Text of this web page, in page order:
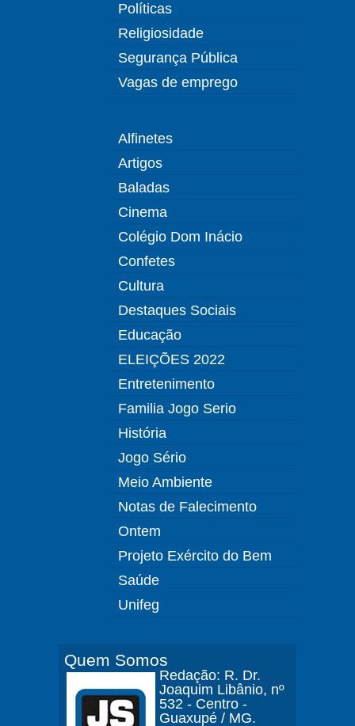
Políticas
Religiosidade
Segurança Pública
Vagas de emprego
Alfinetes
Artigos
Baladas
Cinema
Colégio Dom Inácio
Confetes
Cultura
Destaques Sociais
Educação
ELEIÇÕES 2022
Entretenimento
Familia Jogo Serio
História
Jogo Sério
Meio Ambiente
Notas de Falecimento
Ontem
Projeto Exército do Bem
Saúde
Unifeg
Quem Somos
Redação: R. Dr.
Joaquim Libânio, nº
532 - Centro -
Guaxupé / MG.